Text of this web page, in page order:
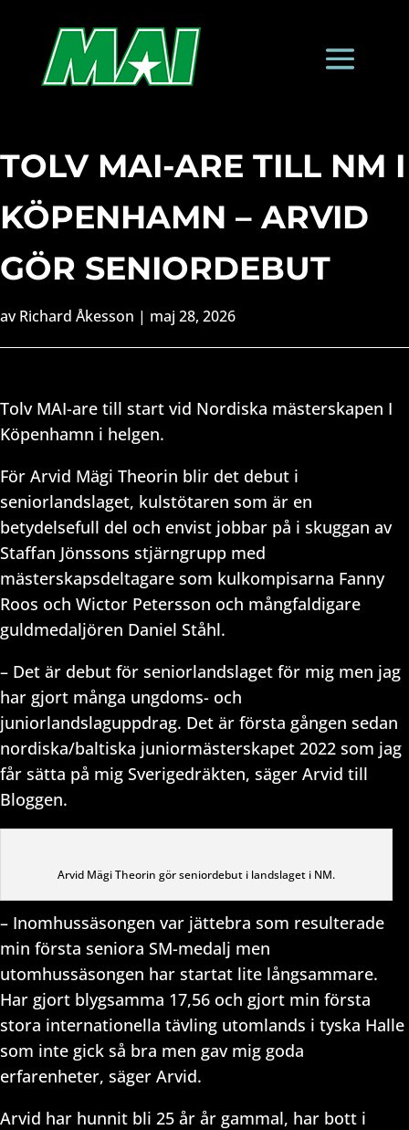
TOLV MAI-ARE TILL NM I
KÖPENHAMN – ARVID
GÖR SENIORDEBUT
avRichard Åkesson | maj 28, 2026
Tolv MAI-are till start vid Nordiska mästerskapen I
Köpenhamn i helgen.
För Arvid Mägi Theorin blir det debut i
seniorlandslaget, kulstötaren som är en
betydelsefull del och envist jobbar på i skuggan av
Staffan Jönssons stjärngrupp med
mästerskapsdeltagare som kulkompisarna Fanny
Roos och Wictor Petersson och mångfaldigare
guldmedaljören Daniel Ståhl.
– Det är debut för seniorlandslaget för mig men jag
har gjort många ungdoms- och
juniorlandslaguppdrag. Det är första gången sedan
nordiska/baltiska juniormästerskapet 2022 som jag
får sätta på mig Sverigedräkten, säger Arvid till
Bloggen.
Arvid Mägi Theorin gör seniordebut i landslaget i NM.
– Inomhussäsongen var jättebra som resulterade
min första seniora SM-medalj men
utomhussäsongen har startat lite långsammare.
Har gjort blygsamma 17,56 och gjort min första
stora internationella tävling utomlands i tyska Halle
som inte gick så bra men gav mig goda
erfarenheter, säger Arvid.
Arvid har hunnit bli 25 år år gammal, har bott i